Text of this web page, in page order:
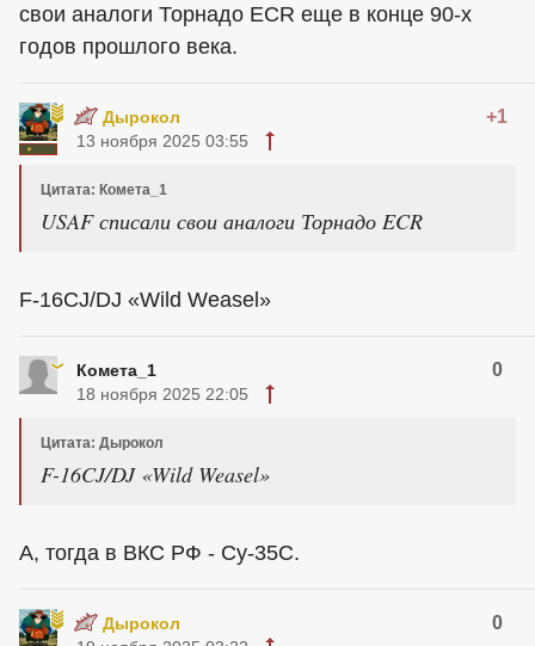
свои аналоги Торнадо ECR еще в конце 90-х
годов прошлого века.
Дырокол +1
13 ноября 2025 03:55
Цитата: Комета_1
USAF списали свои аналоги Торнадо ECR
F-16CJ/DJ «Wild Weasel»
Комета_1 0
18 ноября 2025 22:05
Цитата: Дырокол
F-16CJ/DJ «Wild Weasel»
А, тогда в ВКС РФ - Су-35С.
Дырокол 0